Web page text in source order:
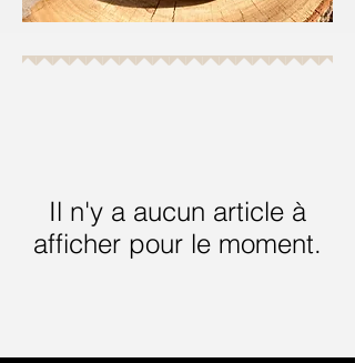
Il n'y a aucun article à
afficher pour le moment.